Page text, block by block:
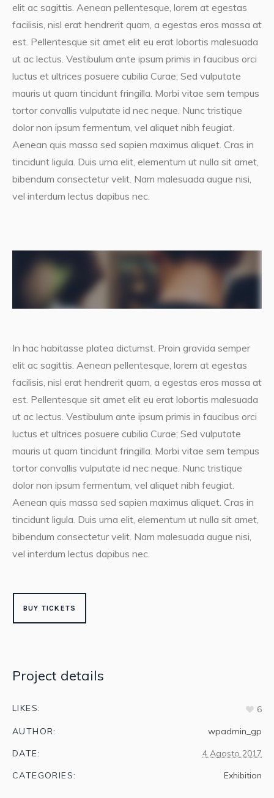
Project details
LIKES:
6
AUTHOR:
wpadmin_gp
DATE:
4 Agosto 2017
CATEGORIES:
Exhibition
elit ac sagittis. Aenean pellentesque, lorem at egestas
facilisis, nisl erat hendrerit quam, a egestas eros massa at
est. Pellentesque sit amet elit eu erat lobortis malesuada
ut ac lectus. Vestibulum ante ipsum primis in faucibus orci
luctus et ultrices posuere cubilia Curae; Sed vulputate
mauris ut quam tincidunt fringilla. Morbi vitae sem tempus
tortor convallis vulputate id nec neque. Nunc tristique
dolor non ipsum fermentum, vel aliquet nibh feugiat.
Aenean quis massa sed sapien maximus aliquet. Cras in
tincidunt ligula. Duis urna elit, elementum ut nulla sit amet,
bibendum consectetur velit. Nam malesuada augue nisi,
vel interdum lectus dapibus nec.
In hac habitasse platea dictumst. Proin gravida semper
elit ac sagittis. Aenean pellentesque, lorem at egestas
facilisis, nisl erat hendrerit quam, a egestas eros massa at
est. Pellentesque sit amet elit eu erat lobortis malesuada
ut ac lectus. Vestibulum ante ipsum primis in faucibus orci
luctus et ultrices posuere cubilia Curae; Sed vulputate
mauris ut quam tincidunt fringilla. Morbi vitae sem tempus
tortor convallis vulputate id nec neque. Nunc tristique
dolor non ipsum fermentum, vel aliquet nibh feugiat.
Aenean quis massa sed sapien maximus aliquet. Cras in
tincidunt ligula. Duis urna elit, elementum ut nulla sit amet,
bibendum consectetur velit. Nam malesuada augue nisi,
vel interdum lectus dapibus nec.
BUY TICKETS